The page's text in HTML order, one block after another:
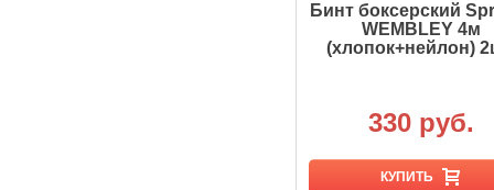
Бинт боксерский
WEMBLEY 4м
(хлопок+нейлон)
330 руб.
КУПИТЬ